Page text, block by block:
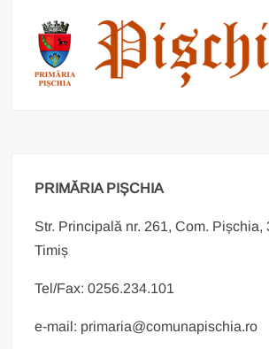
PRIMĂRIA PIȘCHIA
Str. Principală nr. 261, Com. Pișchia,
Timiș
Tel/Fax: 0256.234.101
e-mail: primaria@comunapischia.ro